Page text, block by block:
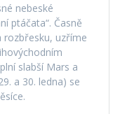
nebeské
ptáčata“. Časně
rozbřesku, uzříme
slabší Mars a
a 30. ledna) se